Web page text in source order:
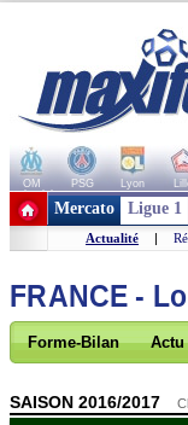
OM PSG Lyon
+ de clubs
Mercato Ligue 1
Actualité |
FRANCE -
Forme-Bilan Actu
SAISON 2016/2017